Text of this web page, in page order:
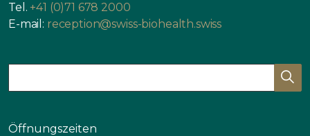
Tel. +41 (0)71 678 2000
E-mail: reception@swiss-biohealth.swiss
Öffnungszeiten